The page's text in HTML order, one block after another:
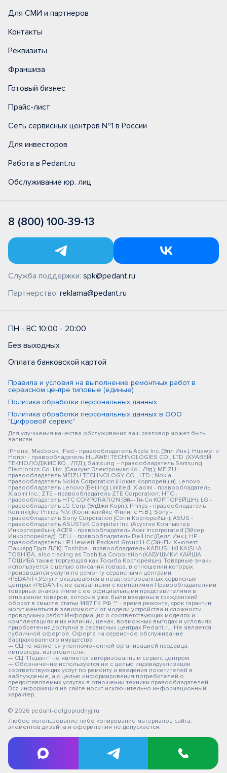
Для СМИ и партнеров
Контакты
Реквизиты
Франшиза
Готовый бизнес
Прайс-лист
Сеть сервисных центров №1 в России
Для инвесторов
Работа в Pedant.ru
Обслуживание юр. лиц
8 (800) 100-39-13
Служба поддержки: spk@pedant.ru
Партнерство: reklama@pedant.ru
ПН - ВС 10:00 - 20:00
Без выходных
Оплата банковской картой
Правила и условия на выполнение ремонтных работ в
сервисном центре типовые (единые)
Политика обработки персональных данных
Политика обработки персональных данных в ООО
"Цифровой сервис"
Для улучшения качества обслуживания ваш разговор может быть
записан
iPhone, Macbook, iPad - правообладатель Apple Inc. (Эпл Инк.); Huawei и
Honor - правообладатель HUAWEI TECHNOLOGIES CO., LTD. (ХУАВЕЙ
ТЕКНОЛОДЖИС КО., ЛТД.); Samsung – правообладатель Samsung
Electronics Co. Ltd. (Самсунг Электроникс Ко., Лтд.); MEIZU -
правообладатель MEIZU TECHNOLOGY CO., LTD.; Nokia -
правообладатель Nokia Corporation (Нокиа Корпорейшн); Lenovo -
правообладатель Lenovo (Beijing) Limited; Xiaomi - правообладатель
Xiaomi Inc.; ZTE - правообладатель ZTE Corporation; HTC -
правообладатель HTC CORPORATION (Эйч-Ти-Си КОРПОРЕЙШН); LG -
правообладатель LG Corp. (ЭлДжи Корп.); Philips - правообладатель
Koninklijke Philips N.V. (Конинклийке Филипс Н.В.); Sony -
правообладатель Sony Corporation (Сони Корпорейшн); ASUS -
правообладатель ASUSTeK Computer Inc. (Асустек Компьютер
Инкорпорейшн); ACER - правообладатель Acer Incorporated (Эйсер
Инкорпорейтед); DELL - правообладатель Dell Inc.(Делл Инк.); HP -
правообладатель HP Hewlett-Packard Group LLC (ЭйчПи Хьюлетт
Паккард Груп ЛЛК); Toshiba - правообладатель KABUSHIKI KAISHA
TOSHIBA, also trading as Toshiba Corporation (КАБУШИКИ КАЙША
ТОШИБА также торгующая как Тосиба Корпорейшн). Товарные знаки
используется с целью описания товара, в отношении которых
производятся услуги по ремонту сервисными центрами
«PEDANT».Услуги оказываются в неавторизованных сервисных
центрах «PEDANT», не связанными с компаниями Правообладателями
товарных знаков и/или с ее официальными представителями в
отношении товаров, которые уже были введены в гражданский
оборот в смысле статьи 1487 ГК РФ ** - время ремонта, срок гарантии
могут меняться в зависимости от модели устройства и сложности
проводимых работ Информация о соответствующих моделях и
комплектациях и их наличии, ценах, возможных выгодах и условиях
приобретения доступна в сервисных центрах Pedant.ru. Не является
публичной офертой. Оферта на сервисное обслуживание
Застрахованного имущества
— СЦ не является уполномоченной организацией продавца,
импортера, изготовителя.
— СЦ "Педант" не является авторизованным сервис центром.
— Обозначение используется не с целью индивидуализации
соответствующих услуг по ремонту и введения посетителей в
заблуждение, а с целью информирования потребителей о
предоставляемых услугах в отношении техники правообладателей.
Вся информация на сайте носит исключительно информационный
характер.
© 2026 pedant-dolgoprudnyj.ru
Любое использование либо копирование материалов сайта,
элементов дизайна и оформления не допускается.